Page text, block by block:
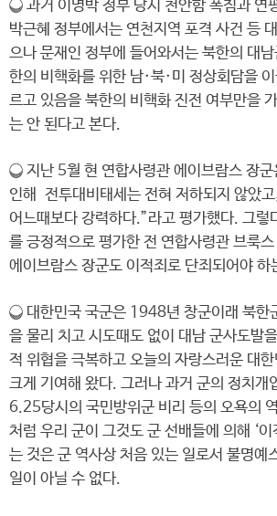
❍ 과거 이명박 정부 당시 천안함 폭침과 연
박근혜 정부에서는 연천지역 포격 사건 등
으나 문재인 정부에 들어와서는 북한의 대
한의 비핵화를 위한 남·북·미 정상회담을
르고 있음을 북한의 비핵화 진전 여부만을
는 안 된다고 본다.
❍ 지난 5월 현 연합사령관 에이브람스 장
인해 전투대비태세는 전혀 저하되지 않았
어느때보다 강력하다.”라고 평가했다. 그렇
를 긍정적으로 평가한 전 연합사령관 브룩
에이브람스 장군도 이적죄로 단죄되어야 하
❍ 대한민국 국군은 1948년 창군이래 북한
을 물리 치고 시도때도 없이 대남 군사도발
적 위협을 극복하고 오늘의 자랑스러운 대한
크게 기여해 왔다. 그러나 과거 군의 정치개
6.25당시의 국민방위군 비리 등의 오욕의
처럼 우리 군이 그것도 군 선배들에 의해 ‘이
는 것은 군 역사상 처음 있는 일로서 불명예
일이 아닐 수 없다.